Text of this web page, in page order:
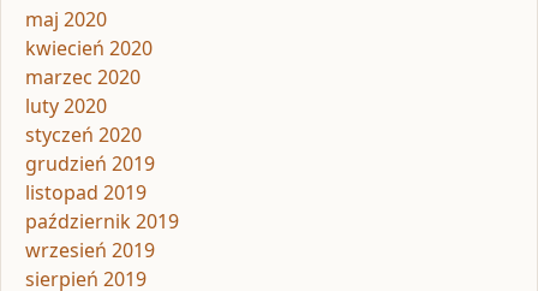
maj 2020
kwiecień 2020
marzec 2020
luty 2020
styczeń 2020
grudzień 2019
listopad 2019
październik 2019
wrzesień 2019
sierpień 2019